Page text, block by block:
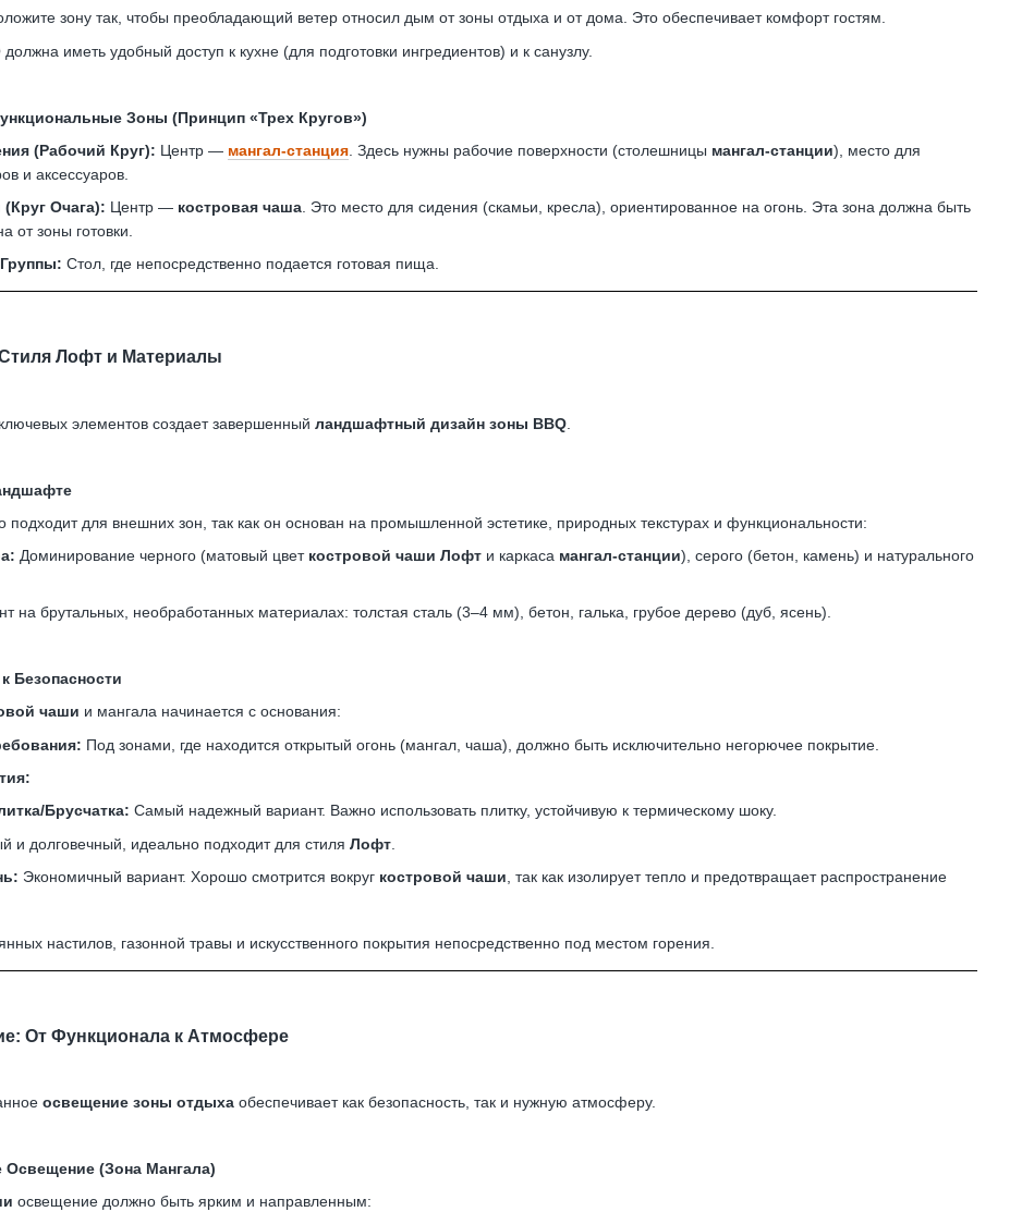
зону так, чтобы преобладающий ветер относил дым от зоны отдыха и от дома. Это обеспечивает комфорт гостям.
иметь удобный доступ к кухне (для подготовки ингредиентов) и к санузлу.
Зоны (Принцип «Трех Кругов»)
(Рабочий Круг): Центр — мангал-станция . Здесь нужны рабочие поверхности (столешницы мангал-станции), место для
и аксессуаров.
Очага): Центр — костровая чаша . Это место для сидения (скамьи, кресла), ориентированное на огонь. Эта зона должна быть
от зоны готовки.
Стол, где непосредственно подается готовая пища.
Стиля Лофт и Материалы
элементов создает завершенный ландшафтный дизайн зоны BBQ
подходит для внешних зон, так как он основан на промышленной эстетике, природных текстурах и функциональности:
Доминирование черного (матовый цвет костровой чаши Лофт и каркаса мангал-станции), серого (бетон, камень) и натурального
на брутальных, необработанных материалах: толстая сталь (3–4 мм), бетон, галька, грубое дерево (дуб, ясень).
Безопасности
чаши и мангала начинается с основания:
Под зонами, где находится открытый огонь (мангал, чаша), должно быть исключительно негорючее покрытие.
Брусчатка: Самый надежный вариант. Важно использовать плитку, устойчивую к термическому шоку.
и долговечный, идеально подходит для стиля Лофт
Экономичный вариант. Хорошо смотрится вокруг костровой чаши , так как изолирует тепло и предотвращает распространение
настилов, газонной травы и искусственного покрытия непосредственно под местом горения.
От Функционала к Атмосфере
освещение зоны отдыха обеспечивает как безопасность, так и нужную атмосферу.
Освещение (Зона Мангала)
освещение должно быть ярким и направленным: